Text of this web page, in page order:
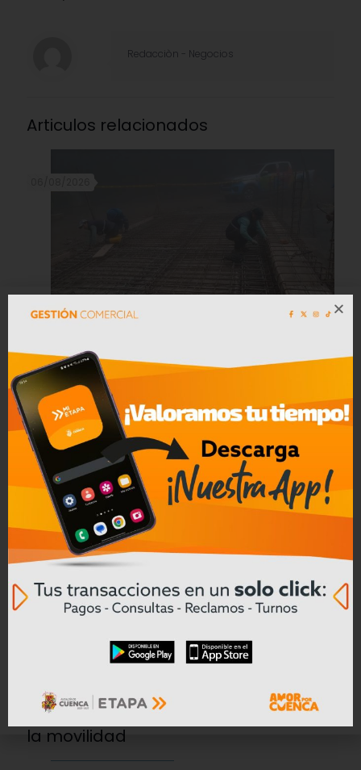
Redacciòn - Negocios
Articulos relacionados
se beneficiarán con la construcción
del puente sobre el río Sadracay
Leer mas
05/08/2026
Cinco innovaciones que están
transformando la industria de los
neumáticos y redefinen el futuro de
la movilidad